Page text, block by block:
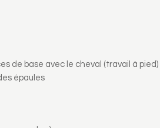
de base avec le cheval (travail à pied)
épaules